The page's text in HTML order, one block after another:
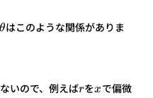
θはこのような関係がありま
いので、例えばrをxで偏微